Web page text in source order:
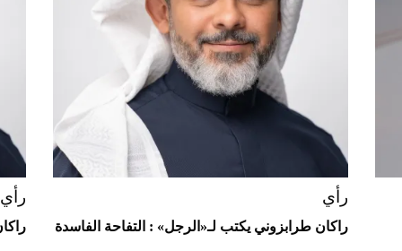
أغلى 10 عطور في العالم للرجال تمنحك فخامة
استثنائية
"بوجاتي ميسترال" الاستثنائية للبيع في
مزاد مونتيري
2026-07-23
رأي
راكان طرابزوني يكتب لـ«الرجل» : التفاحة الفاسدة
رأي